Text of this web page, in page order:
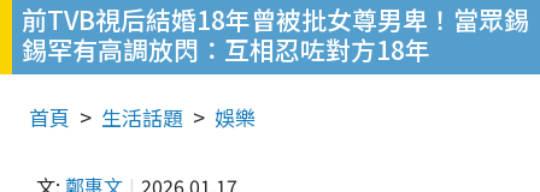
前TVB視后結婚18年曾被批女尊男卑！當眾錫
錫罕有高調放閃：互相忍咗對方18年
首頁 生活話題 娛樂